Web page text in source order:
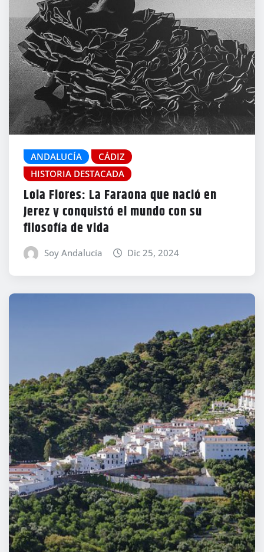
ANDALUCÍA
CÁDIZ
HISTORIA DESTACADA
Lola Flores: La Faraona que nació en
Jerez y conquistó el mundo con su
filosofía de vida
Soy Andalucía Dic 25, 2024